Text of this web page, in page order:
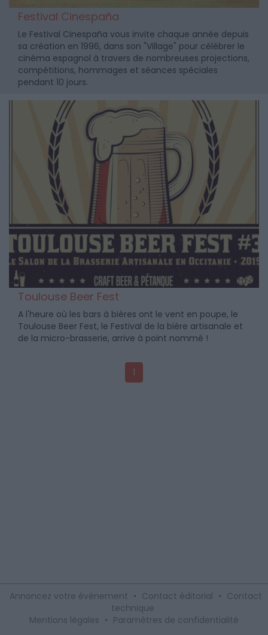
Festival Cinespaña
Le Festival Cinespaña vous invite chaque année depuis
sa création en 1996, dans son "Village" pour célébrer le
cinéma espagnol à travers de nombreuses projections,
compétitions, hommages et séances spéciales
pendant 10 jours.
Toulouse Beer Fest
A l'heure où les bars à bières ont le vent en poupe, le
Toulouse Beer Fest, le Festival de la bière artisanale et
de la micro-brasserie, arrive à point nommé !
1
Annoncez votre événement • Contact éditorial • Contact
technique
Mentions légales • Paramètres de confidentialité